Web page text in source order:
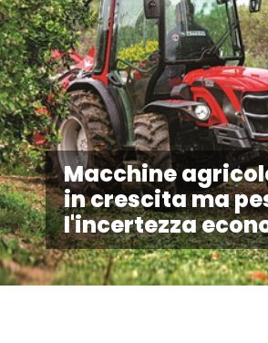
Macchine
in crescita ma
l'incertezza